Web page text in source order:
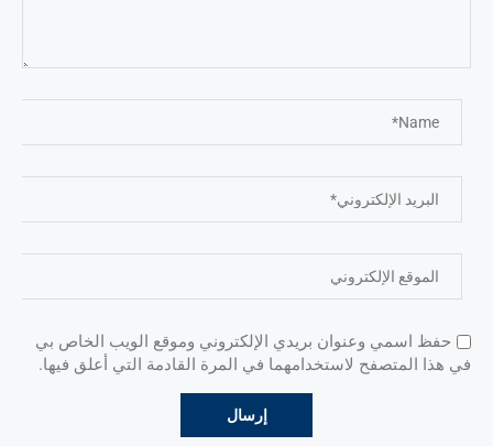
حفظ اسمي وعنوان بريدي الإلكتروني وموقع الويب الخاص بي
في هذا المتصفح لاستخدامهما في المرة القادمة التي أعلق فيها.